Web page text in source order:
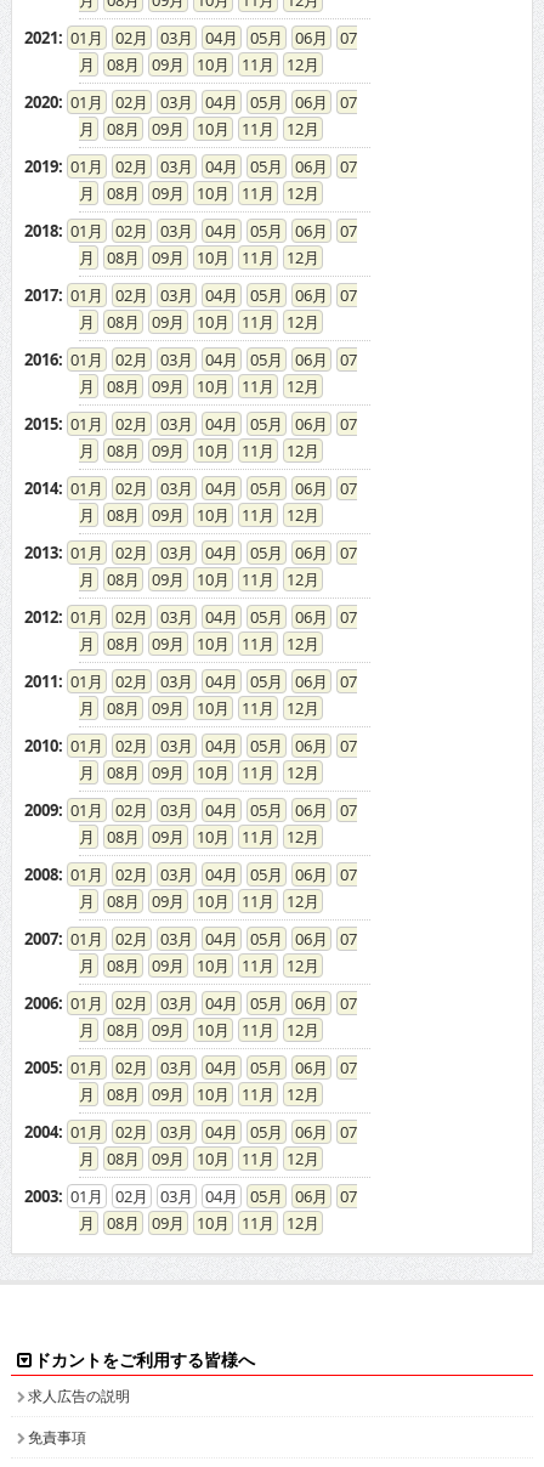
2021: 01 02 03 04 05 06
07
08
09 10 11
12
2020: 01 02 03 04 05 06
07
08
09 10 11
12
2019: 01 02 03 04 05 06
07
08
09 10 11
12
2018: 01 02 03 04 05 06
07
08
09 10 11
12
2017: 01 02 03 04 05 06
07
08
09 10 11
12
2016: 01 02 03 04 05 06
07
08
09 10 11
12
2015: 01 02 03 04 05 06
07
08
09 10 11
12
2014: 01 02 03 04 05 06
07
08
09 10 11
12
2013: 01 02 03 04 05 06
07
08
09 10 11
12
2012: 01 02 03 04 05 06
07
08
09 10 11
12
2011: 01 02 03 04 05 06
07
08
09 10 11
12
2010: 01 02 03 04 05 06
07
08
09 10 11
12
2009: 01 02 03 04 05 06
07
08
09 10 11
12
2008: 01 02 03 04 05 06
07
08
09 10 11
12
2007: 01 02 03 04 05 06
07
08
09 10 11
12
2006: 01 02 03 04 05 06
07
08
09 10 11
12
2005: 01 02 03 04 05 06
07
08
09 10 11
12
2004: 01 02 03 04 05 06
07
08
09 10 11
12
2003: 01 02 03 04 05 06
07
08
09 10 11 12
ドカントをご利用する皆様へ
求人広告の説明
免責事項